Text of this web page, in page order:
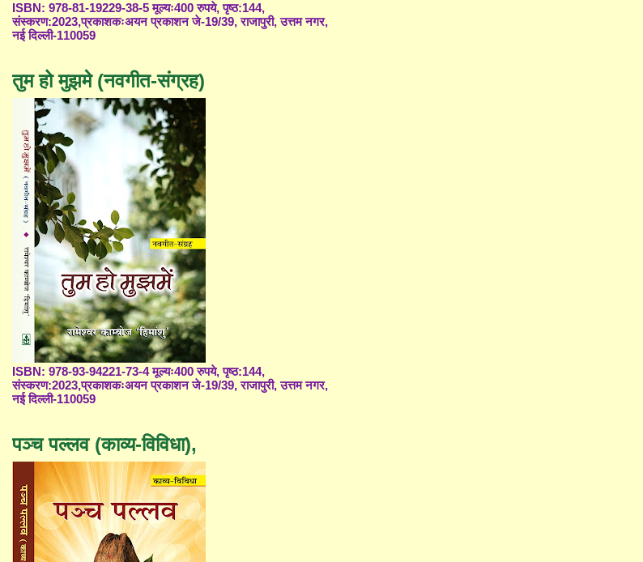
ISBN: 978-81-19229-38-5 मूल्यः400 रुपये, पृष्ठ:144,
संस्करण:2023,प्रकाशकःअयन प्रकाशन जे-19/39, राजापुरी, उत्तम नगर,
नई दिल्ली-110059
तुम हो मुझमे (नवगीत-संग्रह)
ISBN: 978-93-94221-73-4 मूल्यः400 रुपये, पृष्ठ:144,
संस्करण:2023,प्रकाशकःअयन प्रकाशन जे-19/39, राजापुरी, उत्तम नगर,
नई दिल्ली-110059
पञ्च पल्लव (काव्य-विविधा),